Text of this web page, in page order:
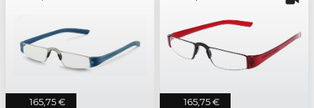
165,75 € 165,75 €